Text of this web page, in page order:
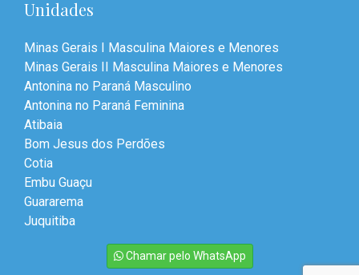
Unidades
Minas Gerais I Masculina Maiores e Menores
Minas Gerais II Masculina Maiores e Menores
Antonina no Paraná Masculino
Antonina no Paraná Feminina
Atibaia
Bom Jesus dos Perdões
Cotia
Embu Guaçu
Guararema
Juquitiba
Chamar pelo WhatsApp